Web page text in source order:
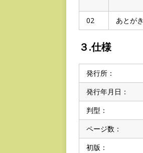
02
あとがき
３.仕様
発行所：
発行年月日：
判型：
ページ数：
初版：